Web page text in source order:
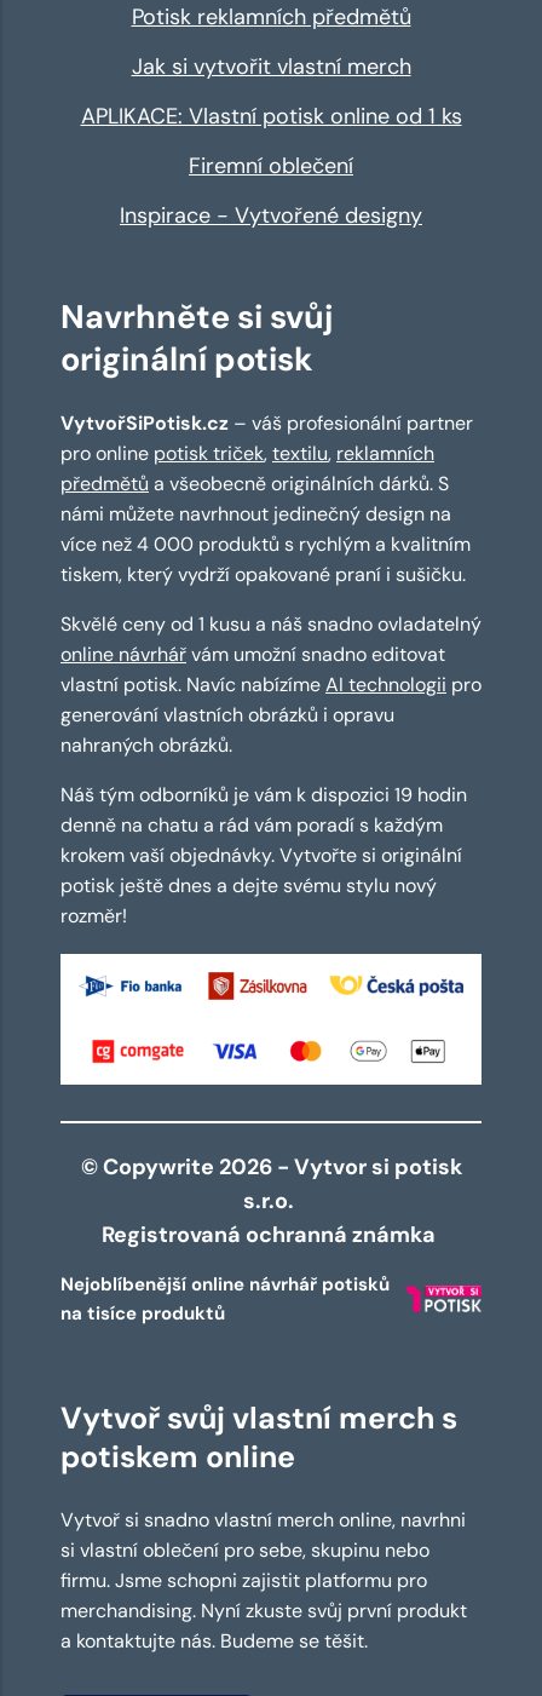
Potisk reklamních předmětů
Jak si vytvořit vlastní merch
APLIKACE: Vlastní potisk online od 1 ks
Firemní oblečení
Inspirace - Vytvořené designy
Navrhněte si svůj
originální potisk
VytvořSiPotisk.cz – váš profesionální partner
pro online potisk triček,textilu, reklamních
předmětů a všeobecně originálních dárků. S
námi můžete navrhnout jedinečný design na
více než 4 000 produktů s rychlým a kvalitním
tiskem, který vydrží opakované praní i sušičku.
Skvělé ceny od 1 kusu a náš snadno ovladatelný
online návrhářvám umožní snadno editovat
vlastní potisk. Navíc nabízímeAI technologii pro
generování vlastních obrázků i opravu
nahraných obrázků.
Náš tým odborníků je vám k dispozici 19 hodin
denně na chatu a rád vám poradí s každým
krokem vaší objednávky. Vytvořte si originální
potisk ještě dnes a dejte svému stylu nový
rozměr!
© Copywrite 2026 - Vytvor si potisk
s.r.o.
Registrovaná ochranná známka
Nejoblíbenější online návrhář potisků
na tisíce produktů
Vytvoř svůj vlastní merch s
potiskem online
Vytvoř si snadno vlastní merch online, navrhni
si vlastní oblečení pro sebe, skupinu nebo
firmu. Jsme schopni zajistit platformu pro
merchandising. Nyní zkuste svůj první produkt
a kontaktujte nás. Budeme se těšit.